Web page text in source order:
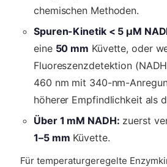
chemischen Methoden.
Spuren-Kinetik < 5 µM
eine 50 mm Küvette, oder
Fluoreszenzdetektion
460 nm mit 340-nm-
höherer Empfindlichkeit als
Über 1 mM NADH: zuerst
1–5 mm Küvette.
Für temperaturgeregelte